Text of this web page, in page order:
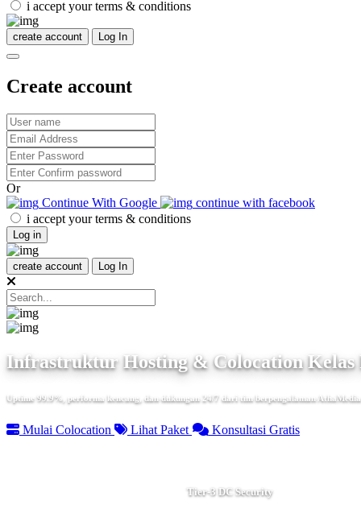
i accept your terms & conditions
create account Log In
Create account
Or
Continue With Google
continue with facebook
i accept your terms & conditions
Log in
create account Log In
Infrastruktur Hosting & Colocation Kelas
Uptime 99.9%, performa kencang, dan dukungan 24/7 dari tim berpengalaman
Mulai Colocation Lihat Paket Konsultasi Gratis
Tier-3 DC Security